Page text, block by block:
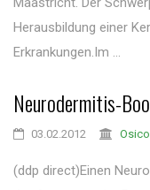
Herausbildung einer
Erkrankungen.Im ...
Neurodermitis-
03.02.2012
(ddp direct)Einen